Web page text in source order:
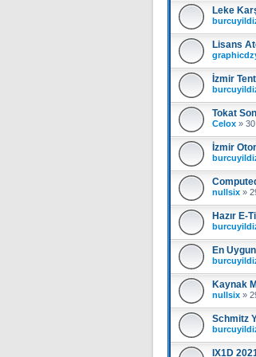
Leke
Lisans
İzmir
Tokat
Celox »
İzmir
nullsix »
Hazır E-
En
Kaynak
nullsix »
Schmitz
IX1D